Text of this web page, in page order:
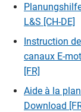
L&S [CH-DE]
Instruction
canaux E-
[FR]
Aide à la
Download